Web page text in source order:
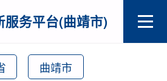
服务平台(曲靖市)
曲靖市